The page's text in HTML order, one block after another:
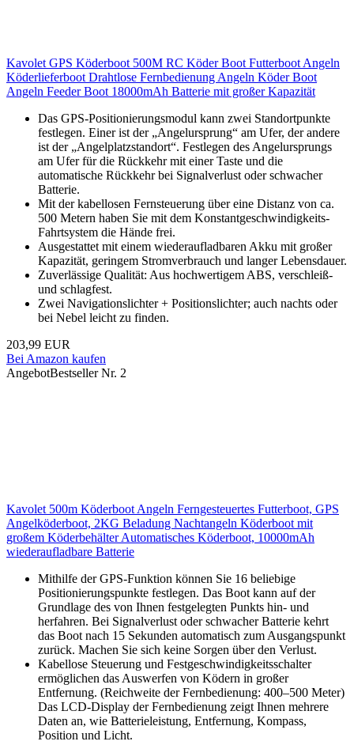
Kavolet GPS Köderboot 500M RC Köder Boot Futterboot Angeln
Köderlieferboot Drahtlose Fernbedienung Angeln Köder Boot
Angeln Feeder Boot 18000mAh Batterie mit großer Kapazität
Das GPS-Positionierungsmodul kann zwei Standortpunkte
festlegen. Einer ist der „Angelursprung“ am Ufer, der andere
ist der „Angelplatzstandort“. Festlegen des Angelursprungs
am Ufer für die Rückkehr mit einer Taste und die
automatische Rückkehr bei Signalverlust oder schwacher
Batterie.
Mit der kabellosen Fernsteuerung über eine Distanz von ca.
500 Metern haben Sie mit dem Konstantgeschwindigkeits-
Fahrtsystem die Hände frei.
Ausgestattet mit einem wiederaufladbaren Akku mit großer
Kapazität, geringem Stromverbrauch und langer Lebensdauer.
Zuverlässige Qualität: Aus hochwertigem ABS, verschleiß-
und schlagfest.
Zwei Navigationslichter + Positionslichter; auch nachts oder
bei Nebel leicht zu finden.
203,99 EUR
Bei Amazon kaufen
AngebotBestseller Nr. 2
Kavolet 500m Köderboot Angeln Ferngesteuertes Futterboot, GPS
Angelköderboot, 2KG Beladung Nachtangeln Köderboot mit
großem Köderbehälter Automatisches Köderboot, 10000mAh
wiederaufladbare Batterie
Mithilfe der GPS-Funktion können Sie 16 beliebige
Positionierungspunkte festlegen. Das Boot kann auf der
Grundlage des von Ihnen festgelegten Punkts hin- und
herfahren. Bei Signalverlust oder schwacher Batterie kehrt
das Boot nach 15 Sekunden automatisch zum Ausgangspunkt
zurück. Machen Sie sich keine Sorgen über den Verlust.
Kabellose Steuerung und Festgeschwindigkeitsschalter
ermöglichen das Auswerfen von Ködern in großer
Entfernung. (Reichweite der Fernbedienung: 400–500 Meter)
Das LCD-Display der Fernbedienung zeigt Ihnen mehrere
Daten an, wie Batterieleistung, Entfernung, Kompass,
Position und Licht.